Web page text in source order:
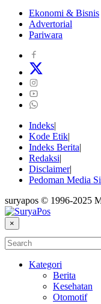
Ekonomi & Bisnis
Advertorial
Pariwara
Indeks
Kode Etik
Indeks Berita
Redaksi
Disclaimer
Pedoman Media
suryapos © 1996-2025
×
Kategori
Berita
Kesehatan
Otomotif